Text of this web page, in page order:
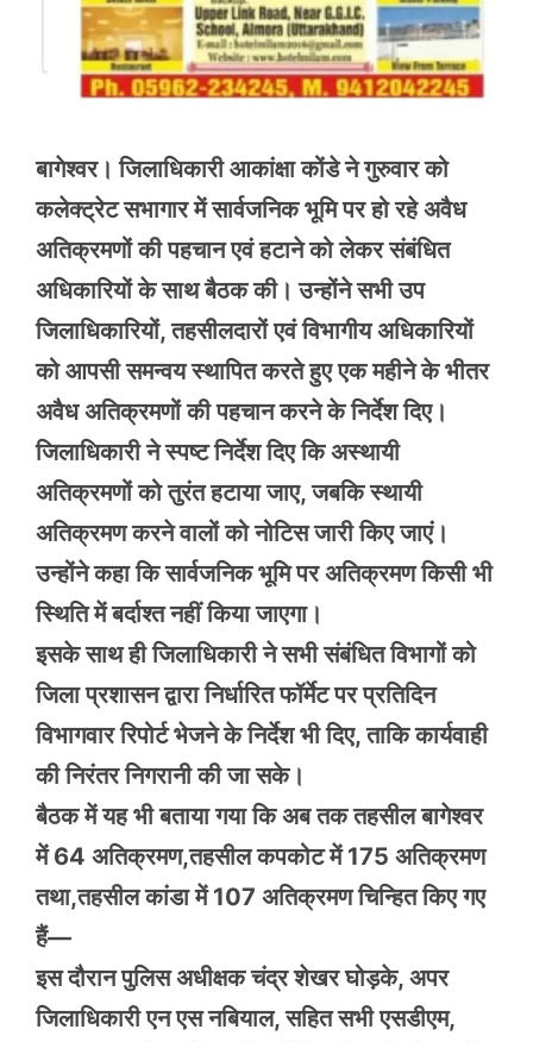
बागेश्वर। जिलाधिकारी आकांक्षा कोंडे ने गुरुवार को
कलेक्ट्रेट सभागार में सार्वजनिक भूमि पर हो रहे अवैध
अतिक्रमणों की पहचान एवं हटाने को लेकर संबंधित
अधिकारियों के साथ बैठक की। उन्होंने सभी उप
जिलाधिकारियों, तहसीलदारों एवं विभागीय अधिकारियों
को आपसी समन्वय स्थापित करते हुए एक महीने के भीतर
अवैध अतिक्रमणों की पहचान करने के निर्देश दिए।
जिलाधिकारी ने स्पष्ट निर्देश दिए कि अस्थायी
अतिक्रमणों को तुरंत हटाया जाए, जबकि स्थायी
अतिक्रमण करने वालों को नोटिस जारी किए जाएं।
उन्होंने कहा कि सार्वजनिक भूमि पर अतिक्रमण किसी भी
स्थिति में बर्दाश्त नहीं किया जाएगा।
इसके साथ ही जिलाधिकारी ने सभी संबंधित विभागों को
जिला प्रशासन द्वारा निर्धारित फॉर्मेट पर प्रतिदिन
विभागवार रिपोर्ट भेजने के निर्देश भी दिए, ताकि कार्यवाही
की निरंतर निगरानी की जा सके।
बैठक में यह भी बताया गया कि अब तक तहसील बागेश्वर
में 64 अतिक्रमण,तहसील कपकोट में 175 अतिक्रमण
तथा,तहसील कांडा में 107 अतिक्रमण चिन्हित किए गए
हैं—
इस दौरान पुलिस अधीक्षक चंद्र शेखर घोड़के, अपर
जिलाधिकारी एन एस नबियाल, सहित सभी एसडीएम,